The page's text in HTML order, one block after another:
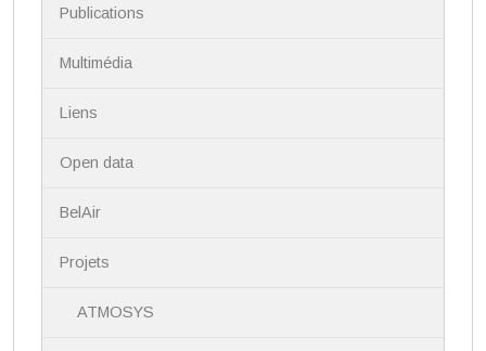
Publications
Multimédia
Liens
Open data
BelAir
Projets
ATMOSYS